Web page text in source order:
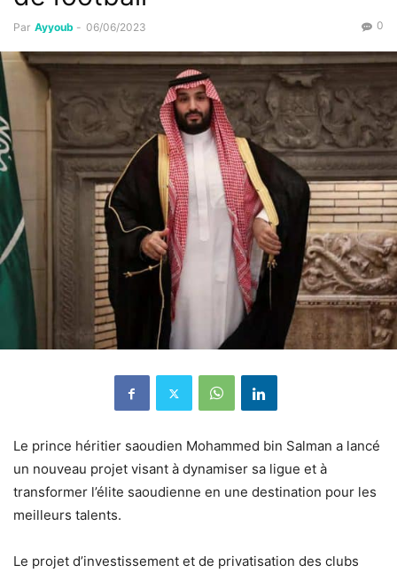
Par Ayyoub - 06/06/2023 0
Le prince héritier saoudien Mohammed bin Salman a lancé
un nouveau projet visant à dynamiser sa ligue et à
transformer l’élite saoudienne en une destination pour les
meilleurs talents.
Le projet d’investissement et de privatisation des clubs